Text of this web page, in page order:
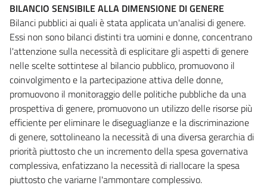
BILANCIO SENSIBILE ALLA DIMENSIONE DI GENERE
Bilanci pubblici ai quali è stata applicata un'analisi di genere.
Essi non sono bilanci distinti tra uomini e donne, concentrano
l'attenzione sulla necessità di esplicitare gli aspetti di genere
nelle scelte sottintese al bilancio pubblico, promuovono il
coinvolgimento e la partecipazione attiva delle donne,
promuovono il monitoraggio delle politiche pubbliche da una
prospettiva di genere, promuovono un utilizzo delle risorse più
efficiente per eliminare le diseguaglianze e la discriminazione
di genere, sottolineano la necessità di una diversa gerarchia di
priorità piuttosto che un incremento della spesa governativa
complessiva, enfatizzano la necessità di riallocare la spesa
piuttosto che variarne l'ammontare complessivo.